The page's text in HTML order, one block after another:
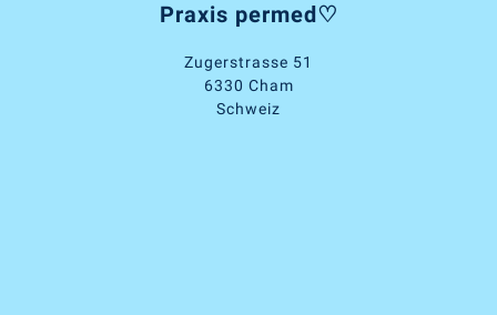
Praxis permed♡
Zugerstrasse 51
6330 Cham
Schweiz